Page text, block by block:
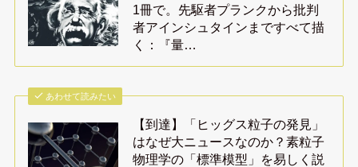
1冊で。先駆者プランクから批判
者アインシュタインまですべて描
く：『量…
あわせて読みたい
【到達】「ヒッグス粒子の発見」
はなぜ大ニュースなのか？素粒子
物理学の「標準模型」を易しく説